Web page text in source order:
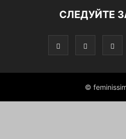
СЛЕДУЙТЕ
©